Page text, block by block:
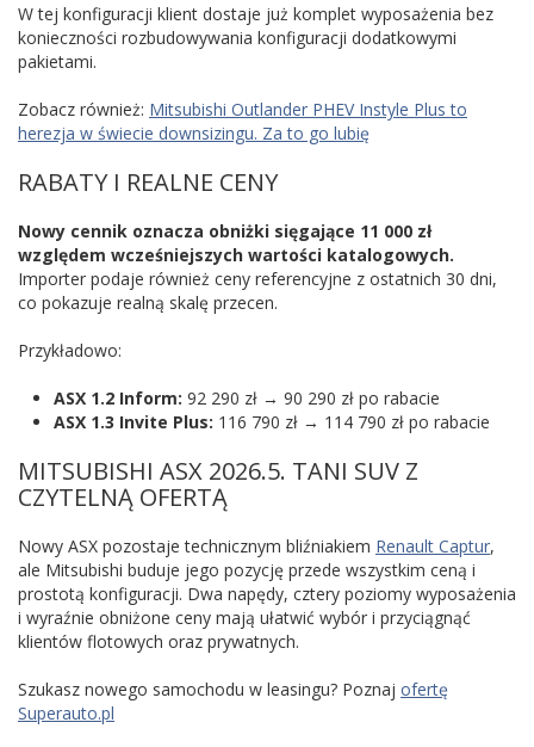
W tej konfiguracji klient dostaje już komplet wyposażenia bez
konieczności rozbudowywania konfiguracji dodatkowymi
pakietami.
Zobacz również: Mitsubishi Outlander PHEV Instyle Plus to
herezja w świecie downsizingu. Za to go lubię
RABATY I REALNE CENY
Nowy cennik oznacza obniżki sięgające 11 000 zł
względem wcześniejszych wartości katalogowych.
Importer podaje również ceny referencyjne z ostatnich 30 dni,
co pokazuje realną skalę przecen.
Przykładowo:
ASX 1.2 Inform: 92 290 zł → 90 290 zł po rabacie
ASX 1.3 Invite Plus: 116 790 zł → 114 790 zł po rabacie
MITSUBISHI ASX 2026.5. TANI SUV Z
CZYTELNĄ OFERTĄ
Nowy ASX pozostaje technicznym bliźniakiem Renault Captur,
ale Mitsubishi buduje jego pozycję przede wszystkim ceną i
prostotą konfiguracji. Dwa napędy, cztery poziomy wyposażenia
i wyraźnie obniżone ceny mają ułatwić wybór i przyciągnąć
klientów flotowych oraz prywatnych.
Szukasz nowego samochodu w leasingu? Poznaj ofertę
Superauto.pl